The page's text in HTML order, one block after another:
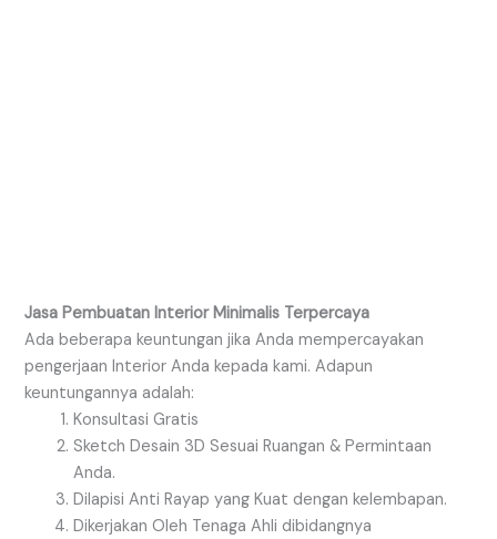
Jasa Pembuatan Interior Minimalis Terpercaya
Ada beberapa keuntungan jika Anda mempercayakan
pengerjaan Interior Anda kepada kami. Adapun
keuntungannya adalah:
Konsultasi Gratis
Sketch Desain 3D Sesuai Ruangan & Permintaan
Anda.
Dilapisi Anti Rayap yang Kuat dengan kelembapan.
Dikerjakan Oleh Tenaga Ahli dibidangnya